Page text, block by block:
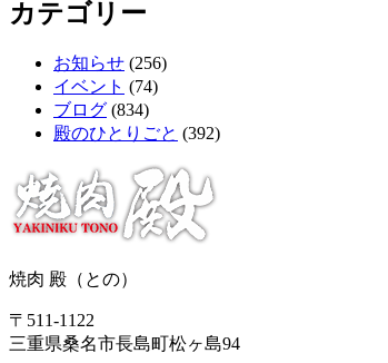
カテゴリー
お知らせ (256)
イベント (74)
ブログ (834)
殿のひとりごと (392)
焼肉 殿（との）
〒511-1122
三重県桑名市長島町松ヶ島94